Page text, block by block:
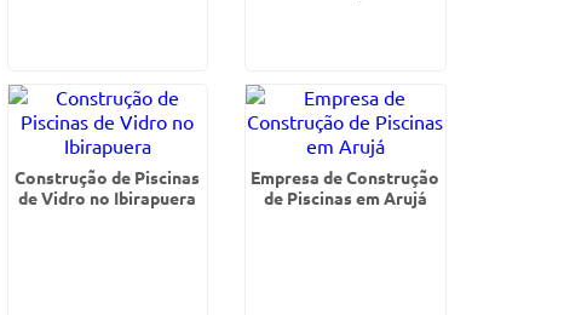
Construção de Piscinas
de Vidro no Ibirapuera
Empresa de Construção
de Piscinas em Arujá